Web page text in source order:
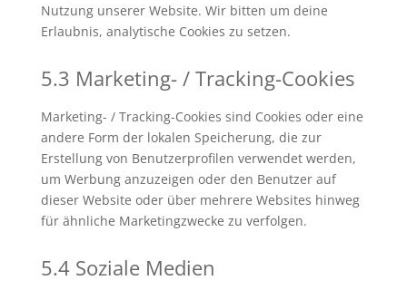
Nutzung unserer Website. Wir bitten um deine
Erlaubnis, analytische Cookies zu setzen.
5.3 Marketing- / Tracking-Cookies
Marketing- / Tracking-Cookies sind Cookies oder eine
andere Form der lokalen Speicherung, die zur
Erstellung von Benutzerprofilen verwendet werden,
um Werbung anzuzeigen oder den Benutzer auf
dieser Website oder über mehrere Websites hinweg
für ähnliche Marketingzwecke zu verfolgen.
5.4 Soziale Medien